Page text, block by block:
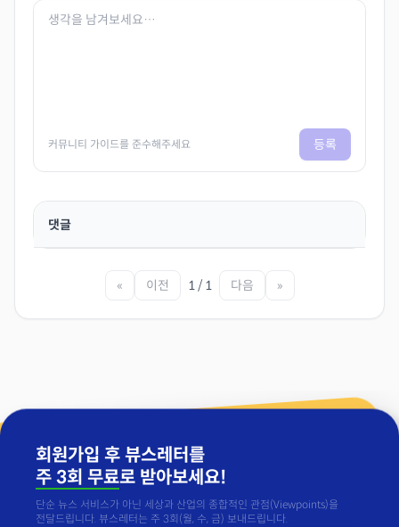
커뮤니티 가이드를 준수해주세요 등록
댓글
« 이전 1 / 1 다음 »
회원가입 후 뷰스레터를
주 3회 무료로 받아보세요!
단순 뉴스 서비스가 아닌 세상과 산업의 종합적인 관점(Viewpoints)을
전달드립니다. 뷰스레터는 주 3회(월, 수, 금) 보내드립니다.